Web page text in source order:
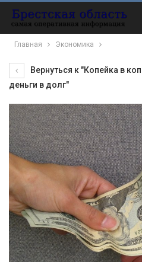
Главная Экономика
Вернуться к "Копейка в
деньги в долг"